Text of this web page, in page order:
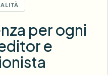
per ogni
e